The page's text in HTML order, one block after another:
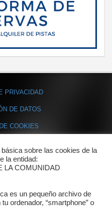
PRIVACIDAD
DE DATOS
COOKIES
estamos
sobre las cookies de la
la entidad:
LA COMUNIDAD
es un pequeño archivo de
ordenador, “smartphone” o